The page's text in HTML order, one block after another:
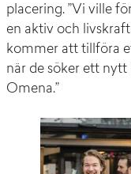
placering. ”Vi ville
en aktiv och
kommer att tillföra
när de söker ett nytt
Omena.”